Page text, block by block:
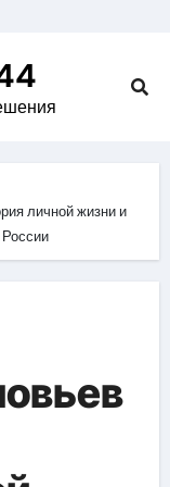
личной жизни и